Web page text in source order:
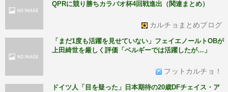
QPRに競り勝ちカラバオ杯4回戦進出（関連まとめ）
カルチョまとめブログ
「まだ1度も活躍を見せていない」フェイエノールトOBが
上田綺世を厳しく評価「ベルギーでは活躍したが…」
フットカルチョ！
ドイツ人「目を疑った」日本期待の20歳DFチェイス・ア